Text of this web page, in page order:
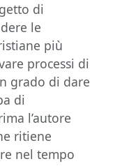
di
le
più
processi di
grado di dare
di
l’autore
ritiene
nel tempo